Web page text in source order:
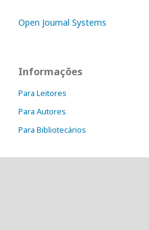
Open Journal Systems
Informações
Para Leitores
Para Autores
Para Bibliotecários